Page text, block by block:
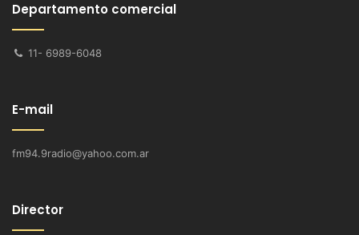
Departamento comercial
11- 6989-6048
E-mail
fm94.9radio@yahoo.com.ar
Director